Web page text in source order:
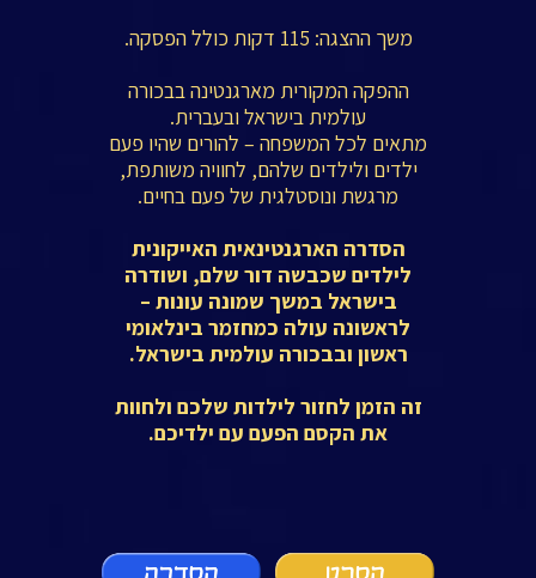
משך ההצגה: 115 דקות כולל הפסקה.
ההפקה המקורית מארגנטינה בבכורה
עולמית בישראל ובעברית.
מתאים לכל המשפחה – להורים שהיו פעם
ילדים ולילדים שלהם, לחוויה משותפת,
מרגשת ונוסטלגית של פעם בחיים.
הסדרה הארגנטינאית האייקונית
לילדים שכבשה דור שלם, ושודרה
בישראל במשך שמונה עונות –
לראשונה עולה כמחזמר בינלאומי
ראשון ובבכורה עולמית בישראל.
זה הזמן לחזור לילדות שלכם ולחוות
את הקסם הפעם עם ילדיכם.